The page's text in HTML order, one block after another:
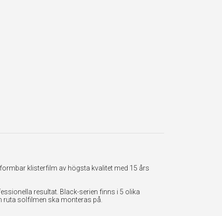
klisterfilm av högsta kvalitet med 15 års
resultat. Black-serien finns i 5 olika
ruta solfilmen ska monteras på.